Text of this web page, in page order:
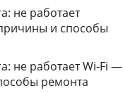
не работает
и способы
не работает Wi‑Fi —
ремонта